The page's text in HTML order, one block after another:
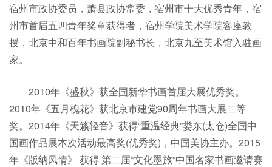
宿州市政协委员，萧县政协常委，宿州市十大优秀青年，宿
州市首届五四青年奖章获得者，宿州学院美术学院客座教
授，北京中和百年书画院副秘书长，北京九至美术馆入驻画
家。
2010年《盛秋》获全国新华书画首届大展优秀奖。
2010年《五月槐花》获北京市建党90周年书画大展二等
奖。2014年《天籁轻音》获得“重温经典”娄东(太仓)全国中
国画作品展本次活动最高奖(优秀奖)，中国美协主办。2015
年《版纳风情》 获得 第二届“文化墨旅”中国名家书画邀请赛